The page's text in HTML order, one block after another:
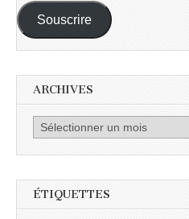
mail :
Souscrire
ARCHIVES
Archives
ÉTIQUETTES